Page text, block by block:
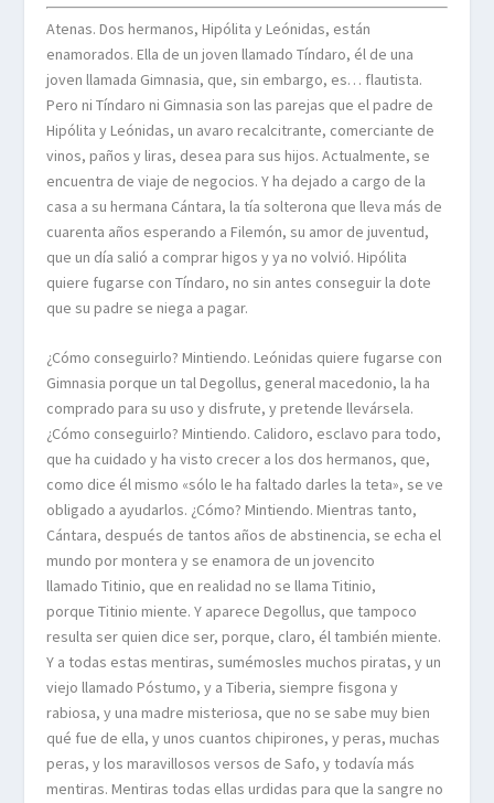
Atenas. Dos hermanos, Hipólita y Leónidas, están
enamorados. Ella de un joven llamado Tíndaro, él de una
joven llamada Gimnasia, que, sin embargo, es… flautista.
Pero ni Tíndaro ni Gimnasia son las parejas que el padre de
Hipólita y Leónidas, un avaro recalcitrante, comerciante de
vinos, paños y liras, desea para sus hijos. Actualmente, se
encuentra de viaje de negocios. Y ha dejado a cargo de la
casa a su hermana Cántara, la tía solterona que lleva más de
cuarenta años esperando a Filemón, su amor de juventud,
que un día salió a comprar higos y ya no volvió. Hipólita
quiere fugarse con Tíndaro, no sin antes conseguir la dote
que su padre se niega a pagar.
¿Cómo conseguirlo? Mintiendo. Leónidas quiere fugarse con
Gimnasia porque un tal Degollus, general macedonio, la ha
comprado para su uso y disfrute, y pretende llevársela.
¿Cómo conseguirlo? Mintiendo. Calidoro, esclavo para todo,
que ha cuidado y ha visto crecer a los dos hermanos, que,
como dice él mismo «sólo le ha faltado darles la teta», se ve
obligado a ayudarlos. ¿Cómo? Mintiendo. Mientras tanto,
Cántara, después de tantos años de abstinencia, se echa el
mundo por montera y se enamora de un jovencito
llamado Titinio, que en realidad no se llama Titinio,
porque Titinio miente. Y aparece Degollus, que tampoco
resulta ser quien dice ser, porque, claro, él también miente.
Y a todas estas mentiras, sumémosles muchos piratas, y un
viejo llamado Póstumo, y a Tiberia, siempre fisgona y
rabiosa, y una madre misteriosa, que no se sabe muy bien
qué fue de ella, y unos cuantos chipirones, y peras, muchas
peras, y los maravillosos versos de Safo, y todavía más
mentiras. Mentiras todas ellas urdidas para que la sangre no